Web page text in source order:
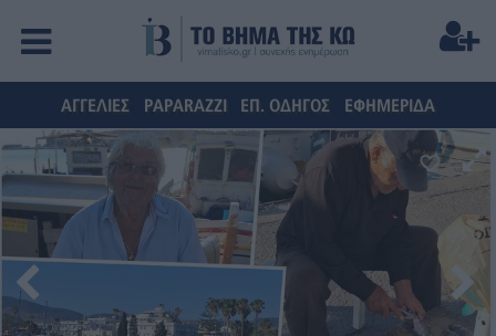
ΑΓΓΕΛΙΕΣ PAPARAZZI ΕΠ. ΟΔΗΓΟΣ ΕΦΗΜΕΡΙΔΑ